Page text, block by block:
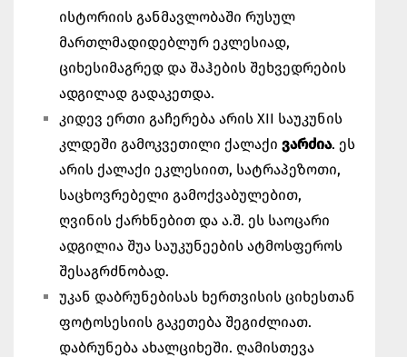
ისტორიის განმავლობაში რუსულ
მართლმადიდებლურ ეკლესიად,
ციხესიმაგრედ და შაჰების შეხვედრების
ადგილად გადაკეთდა.
კიდევ ერთი გაჩერება არის XII საუკუნის
კლდეში გამოკვეთილი ქალაქი ვარძია. ეს
არის ქალაქი ეკლესიით, სატრაპეზოთი,
საცხოვრებელი გამოქვაბულებით,
ღვინის ქარხნებით და ა.შ. ეს საოცარი
ადგილია შუა საუკუნეების ატმოსფეროს
შესაგრძნობად.
უკან დაბრუნებისას ხერთვისის ციხესთან
ფოტოსესიის გაკეთება შეგიძლიათ.
დაბრუნება ახალციხეში. ღამისთევა